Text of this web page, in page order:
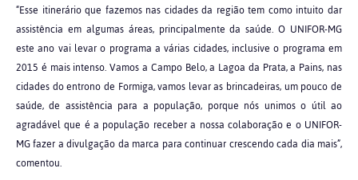
“Esse itinerário que fazemos nas cidades da região tem como intuito dar
assistência em algumas áreas, principalmente da saúde. O UNIFOR-MG
este ano vai levar o programa a várias cidades, inclusive o programa em
2015 é mais intenso. Vamos a Campo Belo, a Lagoa da Prata, a Pains, nas
cidades do entrono de Formiga, vamos levar as brincadeiras, um pouco de
saúde, de assistência para a população, porque nós unimos o útil ao
agradável que é a população receber a nossa colaboração e o UNIFOR-
MG fazer a divulgação da marca para continuar crescendo cada dia mais”,
comentou.